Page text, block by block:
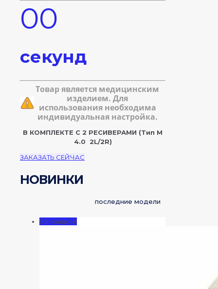
00
секунд
Товар является медицинским
изделием. Для
использования необходима
индивидуальная настройка.
В КОМПЛЕКТЕ С 2 РЕСИВЕРАМИ (Тип М
4.0 2L/2R)
ЗАКАЗАТЬ СЕЙЧАС
НОВИНКИ
последние модели
Со скидкой